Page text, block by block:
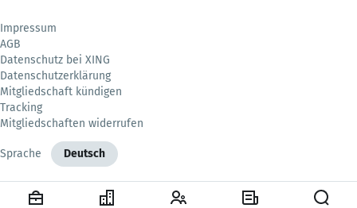
Impressum
AGB
Datenschutz bei XING
Datenschutzerklärung
Mitgliedschaft kündigen
Tracking
Mitgliedschaften widerrufen
Sprache Deutsch